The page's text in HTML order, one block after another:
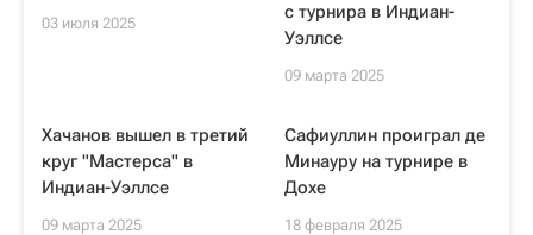
03 июля 2025
с турнира в Индиан-
Уэллсе
09 марта 2025
Хачанов вышел в третий
круг "Мастерса" в
Индиан-Уэллсе
09 марта 2025
Сафиуллин проиграл де
Минауру на турнире в
Дохе
18 февраля 2025